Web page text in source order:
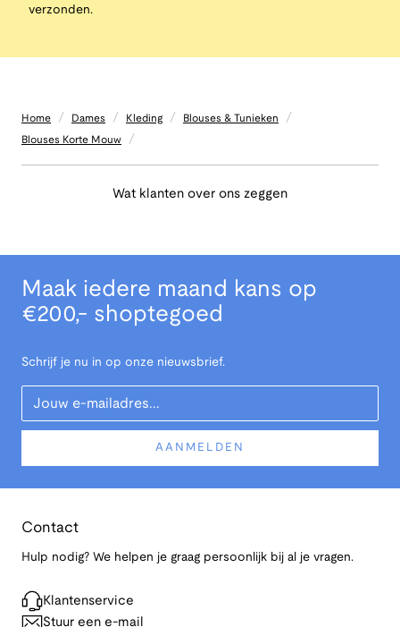
verzonden.
Home / Dames / Kleding / Blouses & Tunieken /
Blouses Korte Mouw /
Wat klanten over ons zeggen
Maak iedere maand kans op
€200,- shoptegoed
Schrijf je nu in op onze nieuwsbrief.
Your Email
AANMELDEN
Contact
Hulp nodig? We helpen je graag persoonlijk bij al je vragen.
Klantenservice
Stuur een e-mail